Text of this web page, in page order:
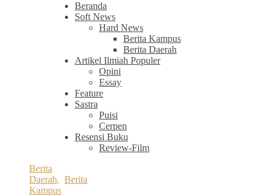
Beranda
Soft News
Hard News
Berita Kampus
Berita Daerah
Artikel Ilmiah Populer
Opini
Essay
Feature
Sastra
Puisi
Cerpen
Resensi Buku
Review-Film
Berita
Daerah, Berita
Kampus